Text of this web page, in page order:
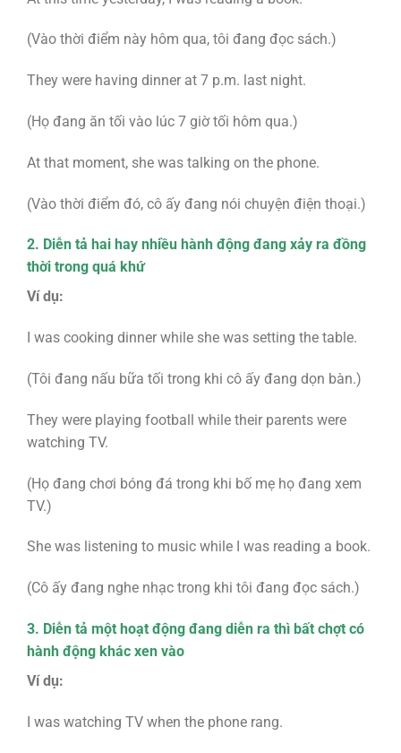
(Vào thời điểm này hôm qua, tôi đang đọc sách.)
They were having dinner at 7 p.m. last night.
(Họ đang ăn tối vào lúc 7 giờ tối hôm qua.)
At that moment, she was talking on the phone.
(Vào thời điểm đó, cô ấy đang nói chuyện điện thoại.)
2. Diễn tả hai hay nhiều hành động đang xảy ra đồng
thời trong quá khứ
Ví dụ:
I was cooking dinner while she was setting the table.
(Tôi đang nấu bữa tối trong khi cô ấy đang dọn bàn.)
They were playing football while their parents were
watching TV.
(Họ đang chơi bóng đá trong khi bố mẹ họ đang xem
TV.)
She was listening to music while I was reading a book.
(Cô ấy đang nghe nhạc trong khi tôi đang đọc sách.)
3. Diễn tả một hoạt động đang diễn ra thì bất chợt có
hành động khác xen vào
Ví dụ:
I was watching TV when the phone rang.